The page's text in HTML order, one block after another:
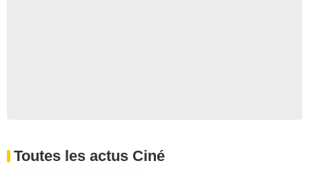
Toutes les actus Ciné